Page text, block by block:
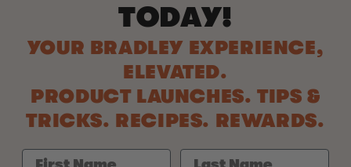
TODAY!
YOUR BRADLEY EXPERIENCE,
ELEVATED.
PRODUCT LAUNCHES. TIPS &
TRICKS. RECIPES. REWARDS.